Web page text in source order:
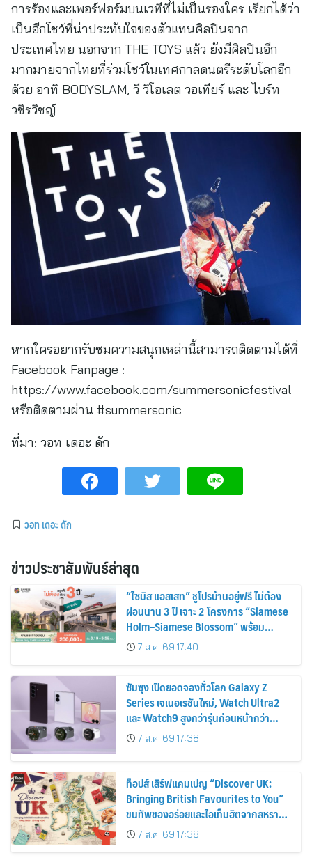
การร้องและเพอร์ฟอร์มบนเวทีที่ไม่เป็นรองใคร เรียกได้ว่า
เป็นอีกโชว์ที่น่าประทับใจของตัวแทนศิลปินจาก
ประเทศไทย นอกจาก THE TOYS แล้ว ยังมีศิลปินอีก
มากมายจากไทยที่ร่วมโชว์ในเทศกาลดนตรีระดับโลกอีก
ด้วย อาทิ BODYSLAM, วี วิโอเลต วอเทียร์ และ ไบร์ท
วชิรวิชญ์
หากใครอยากรับชมความสนุกเหล่านี้สามารถติดตามได้ที่
Facebook Fanpage :
https://www.facebook.com/summersonicfestival
หรือติดตามผ่าน #summersonic
ที่มา: วอท เดอะ ดัก
วอท เดอะ ดัก
ข่าวประชาสัมพันธ์ล่าสุด
“ไซมิส แอสเสท” ชูโปรบ้านอยู่ฟรี ไม่ต้อง
ผ่อนนาน 3 ปี เจาะ 2 โครงการ “Siamese
Holm–Siamese Blossom” พร้อม
ส่วนลดและสิทธิพิเศษถึง 31 สิงหาคม
2569
7 ส.ค. 69 17:40
ซัมซุง เปิดยอดจองทั่วโลก Galaxy Z
Series เจเนอเรชันใหม่, Watch Ultra2
และ Watch9 สูงกว่ารุ่นก่อนหน้ากว่า
30%7 ส.ค. 69 17:38
ท็อปส์ เสิร์ฟแคมเปญ “Discover UK:
Bringing British Favourites to You”
ขนทัพของอร่อยและไอเท็มฮิตจากสหราช
อาณาจักร ส่งตรงถึงมือตั้งแต่วันนี้ – 18
สิงหาคมนี้
7 ส.ค. 69 17:38